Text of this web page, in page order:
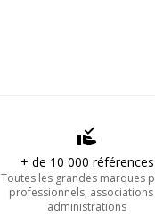
+ de 10 000 références
Toutes les grandes marques
professionnels,
administrations